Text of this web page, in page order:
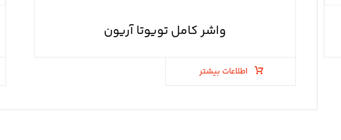
واشر کامل تویوتا آریون
اطلاعات بیشتر